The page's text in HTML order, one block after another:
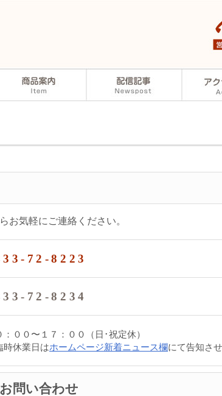
お気軽にご連絡ください。
72-8223
72-8234
：００〜１７：００（日･祝定休）
休業日はホームページ新着ニュース欄にて告知さ
問い合わせ